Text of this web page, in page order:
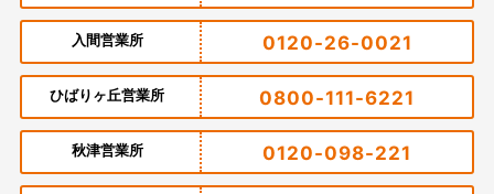
入間営業所 0120-26-0021
ひばりヶ丘営業所 0800-111-6221
秋津営業所 0120-098-221